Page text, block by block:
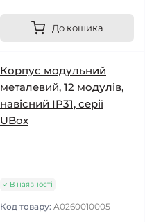
До кошика
Корпус модульний
металевий, 12 модулів,
навісний IP31, серії
UBox
В наявності
Код товару: A0260010005